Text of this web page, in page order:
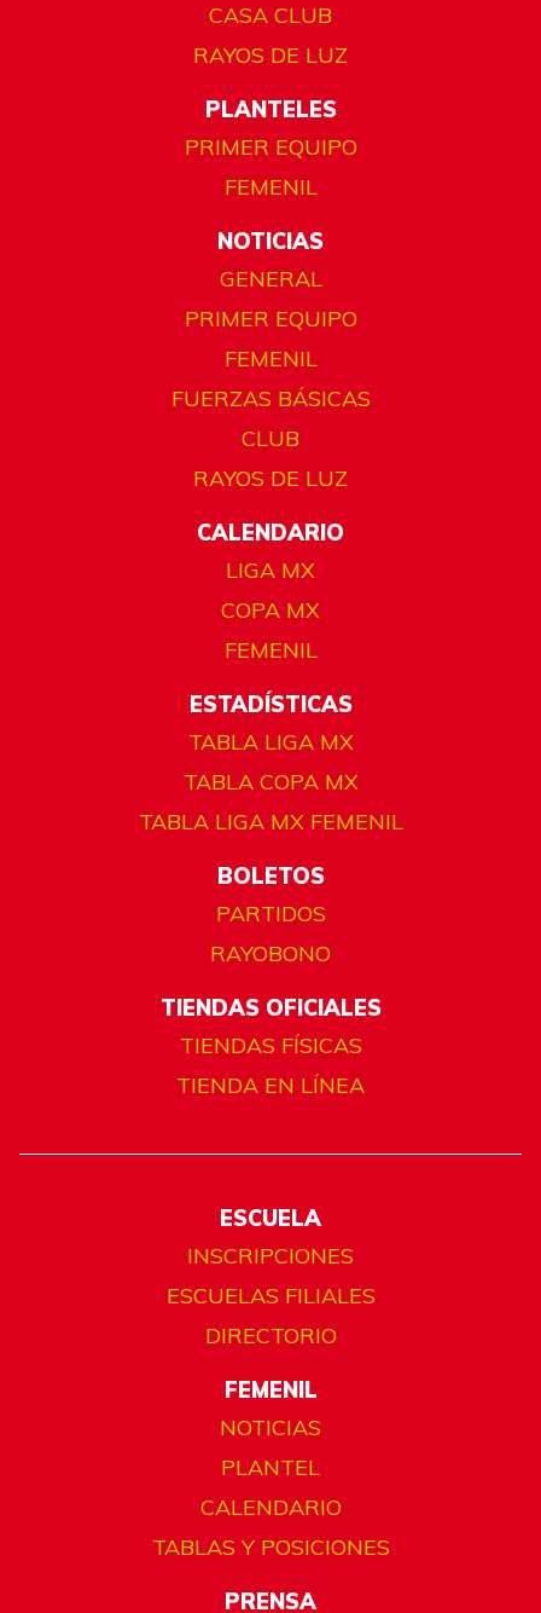
CASA CLUB
RAYOS DE LUZ
PLANTELES
PRIMER EQUIPO
FEMENIL
NOTICIAS
GENERAL
PRIMER EQUIPO
FEMENIL
FUERZAS BÁSICAS
CLUB
RAYOS DE LUZ
CALENDARIO
LIGA MX
COPA MX
FEMENIL
ESTADÍSTICAS
TABLA LIGA MX
TABLA COPA MX
TABLA LIGA MX FEMENIL
BOLETOS
PARTIDOS
RAYOBONO
TIENDAS OFICIALES
TIENDAS FÍSICAS
TIENDA EN LÍNEA
ESCUELA
INSCRIPCIONES
ESCUELAS FILIALES
DIRECTORIO
FEMENIL
NOTICIAS
PLANTEL
CALENDARIO
TABLAS Y POSICIONES
PRENSA